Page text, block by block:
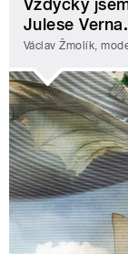
Julese
Václav Žmolík,